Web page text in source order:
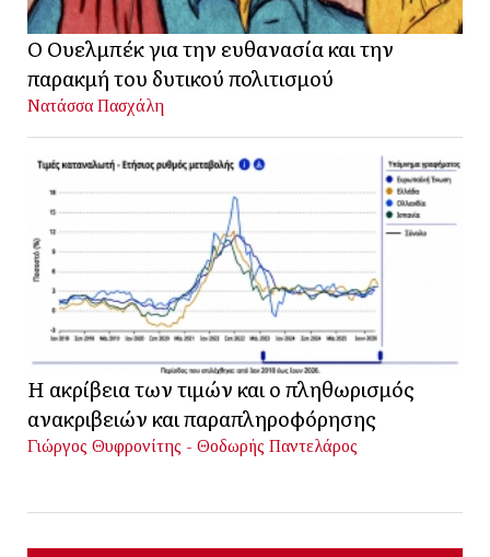
Ο Ουελμπέκ για την ευθανασία και την
παρακμή του δυτικού πολιτισμού
Νατάσσα Πασχάλη
Η ακρίβεια των τιμών και ο πληθωρισμός
ανακριβειών και παραπληροφόρησης
Γιώργος Θυφρονίτης - Θοδωρής Παντελάρος